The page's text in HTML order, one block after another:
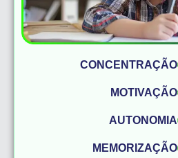
CONCENTRAÇÃO
MOTIVAÇÃO
AUTONOMIA
MEMORIZAÇÃO